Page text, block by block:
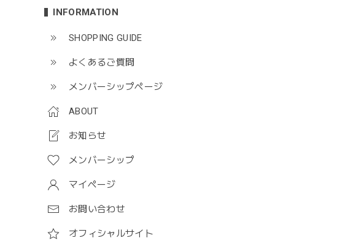
INFORMATION
SHOPPING GUIDE
よくあるご質問
メンバーシップページ
ABOUT
お知らせ
メンバーシップ
マイページ
お問い合わせ
オフィシャルサイト